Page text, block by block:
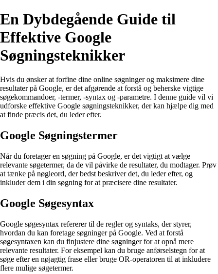
En Dybdegående Guide til
Effektive Google
Søgningsteknikker
Hvis du ønsker at forfine dine online søgninger og maksimere dine
resultater på Google, er det afgørende at forstå og beherske vigtige
søgekommandoer, -termer, -syntax og -parametre. I denne guide vil vi
udforske effektive Google søgningsteknikker, der kan hjælpe dig med
at finde præcis det, du leder efter.
Google Søgningstermer
Når du foretager en søgning på Google, er det vigtigt at vælge
relevante søgetermer, da de vil påvirke de resultater, du modtager. Prøv
at tænke på nøgleord, der bedst beskriver det, du leder efter, og
inkluder dem i din søgning for at præcisere dine resultater.
Google Søgesyntax
Google søgesyntax refererer til de regler og syntaks, der styrer,
hvordan du kan foretage søgninger på Google. Ved at forstå
søgesyntaxen kan du finjustere dine søgninger for at opnå mere
relevante resultater. For eksempel kan du bruge anførselstegn for at
søge efter en nøjagtig frase eller bruge OR-operatoren til at inkludere
flere mulige søgetermer.